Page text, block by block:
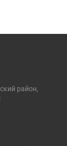
район,